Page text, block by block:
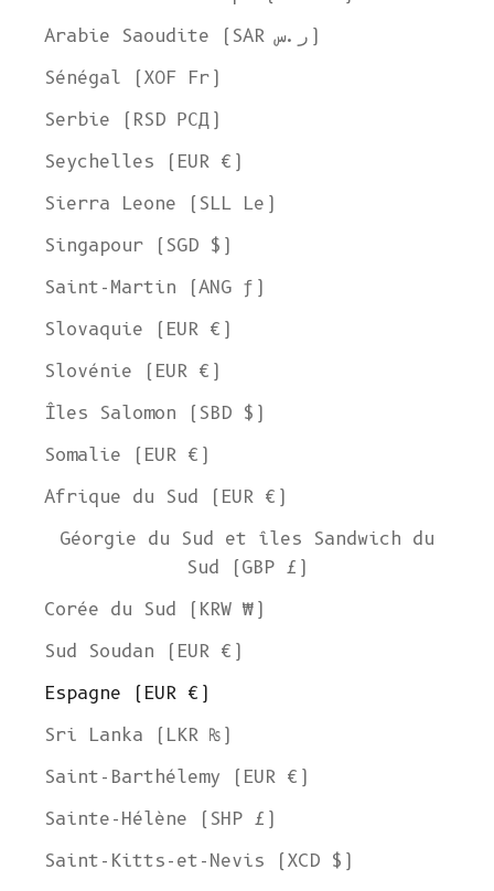
Arabie Saoudite (SAR ر.س)
Sénégal (XOF Fr)
Serbie (RSD РСД)
Seychelles (EUR €)
Sierra Leone (SLL Le)
Singapour (SGD $)
Saint-Martin (ANG ƒ)
Slovaquie (EUR €)
Slovénie (EUR €)
Îles Salomon (SBD $)
Somalie (EUR €)
Afrique du Sud (EUR €)
Géorgie du Sud et îles Sandwich du
Sud (GBP £)
Corée du Sud (KRW ₩)
Sud Soudan (EUR €)
Espagne (EUR €)
Sri Lanka (LKR ₨)
Saint-Barthélemy (EUR €)
Sainte-Hélène (SHP £)
Saint-Kitts-et-Nevis (XCD $)